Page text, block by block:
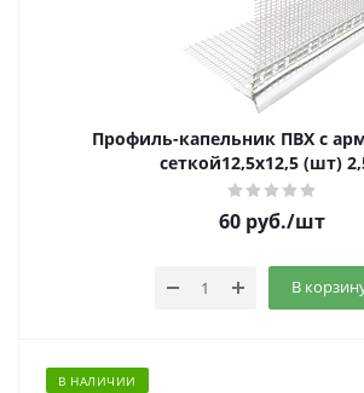
Профиль-капельник ПВХ с
сеткой12,5х12,5 (шт)
60 руб./шт
В
В НАЛИЧИИ